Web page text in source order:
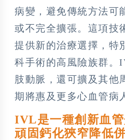
病變，避免傳統方法可
或不完全擴張。這項技
提供新的治療選擇，特
科手術的高風險族群。
肢動脈，還可擴及其他
期將惠及更多心血管病
IVL是一種創新血
頑固鈣化狹窄降低